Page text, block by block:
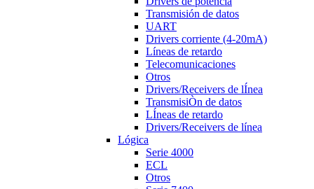
Transmisión de datos
UART
Drivers corriente (4-20mA)
Líneas de retardo
Telecomunicaciones
Otros
Drivers/Receivers de lÍnea
TransmisiÒn de datos
LÍneas de retardo
Drivers/Receivers de línea
Lógica
Serie 4000
ECL
Otros